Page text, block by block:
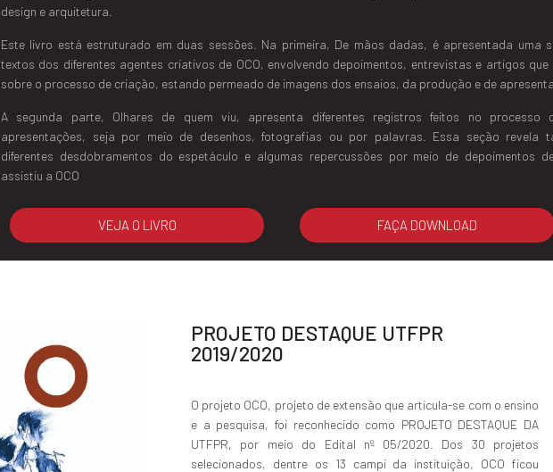
design e arquitetura.
Este livro está estruturado em duas sessões. Na primeira, De mãos dadas, é apresentada uma
textos dos diferentes agentes criativos de OCO, envolvendo depoimentos, entrevistas e artigos
sobre o processo de criação, estando permeado de imagens dos ensaios, da produção e de
A segunda parte, Olhares de quem viu, apresenta diferentes registros feitos no processo
apresentações, seja por meio de desenhos, fotografias ou por palavras. Essa seção revela
diferentes desdobramentos do espetáculo e algumas repercussões por meio de depoimentos
assistiu a OCO
VEJA O LIVRO FAÇA DOWNLOAD
PROJETO DESTAQUE UTFPR
2019/2020
O projeto OCO, projeto de extensão que articula-se com o ensino
e a pesquisa, foi reconhecido como PROJETO DESTAQUE DA
UTFPR, por meio do Edital nº 05/2020. Dos 30 projetos
selecionados, dentre os 13 campi da instituição, OCO ficou